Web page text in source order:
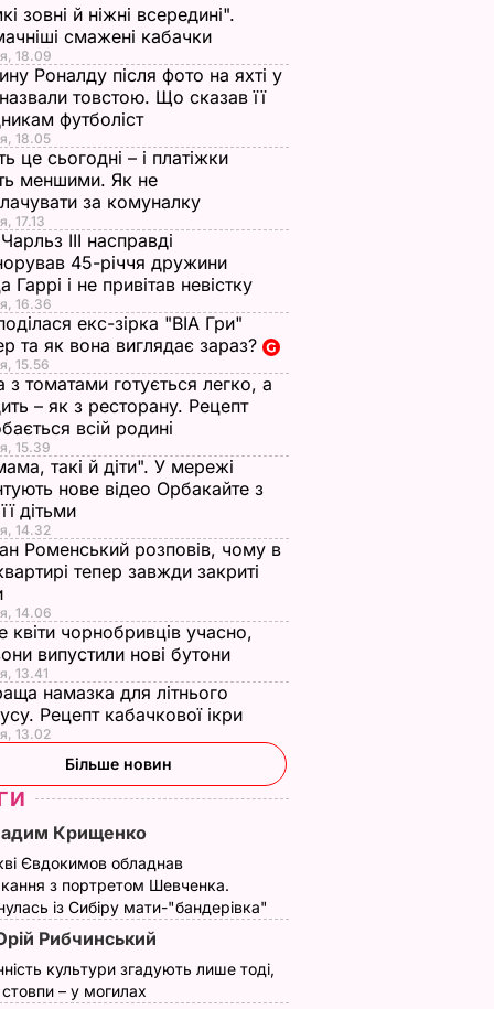
зовні й ніжні всередині".
смажені кабачки
18.09
Роналду після фото на яхті у
назвали товстою. Що сказав її
футболіст
18.05
це сьогодні – і платіжки
меншими. Як не
за комуналку
17.13
III насправді
45-річчя дружини
Гаррі і не привітав невістку
16.36
екс-зірка "ВІА Гри"
та як вона виглядає зараз?
15.56
з томатами готується легко, а
– як з ресторану. Рецепт
всій родині
15.39
такі й діти". У мережі
нове відео Орбакайте з
дітьми
14.32
Роменський розповів, чому в
тепер завжди закриті
14.06
квіти чорнобривців учасно,
випустили нові бутони
13.41
намазка для літнього
Рецепт кабачкової ікри
13.02
Більше новин
Крищенко
Євдокимов обладнав
з портретом Шевченка.
із Сибіру мати-"бандерівка"
Рибчинський
культури згадують лише тоді,
стовпи – у могилах